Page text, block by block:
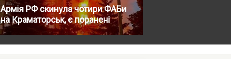
Армія РФ скинула чотири ФАБи
на Краматорськ, є поранені